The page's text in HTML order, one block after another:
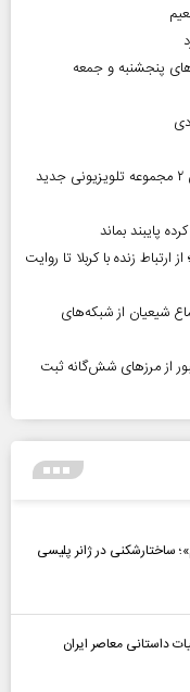
پنجشنبه و جمعه
هنرمند منحصر‌به‌فردی را از دست دادیم/ پخش ۲ مجموعه تلویزیونی جدید
پایبند بماند
زنده با کربلا تا روایت
شیعیان از شبکه‌های
بیش از ۴.۳ میلیون عبور از مرزهای شش‌گانه ثبت
ساختارشکنی در ژانر پلیسی
داستانی معاصر ایران